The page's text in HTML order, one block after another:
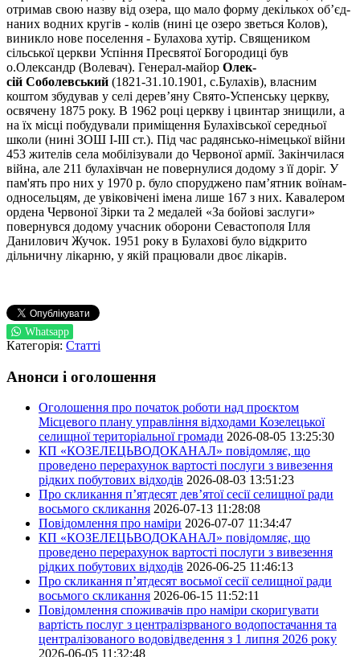
отримав свою назву від озера, що мало фор­му декількох об’єд­
на­них вод­них кругів - колів (нині це озеро зветься Колов),
виникло нове по­се­лення - Булахова хутір. Священиком
сільської церкви Успіння Пресвятої Богородиці був
о.Олександр (Волевач). Генерал-майор Олек­
сій Соболевський (1821-31.10.1901, с.Булахів), влас­ним
коштом збудував у селі дерев’яну Свято-Успенську церк­ву,
освячену 1875 року. В 1962 році церк­ву і цвинтар знищили, а
на їх місці побудували приміщення Булахівської середньої
школи (нині ЗОШ I-III ст.). Під час радянсько-німецької війни
453 жителів села мобілізували до Червоної армії. Закінчилася
війна, але 211 булахівчан не повернулися додому з її доріг. У
пам'ять про них у 1970 р. бу­ло споруджено пам’ятник воїнам-
односельцям, де увіковічені імена лише 167 з них. Ка­ва­лером
ордена Червоної Зірки та 2 медалей «За бойові заслуги»
повернувся додому учас­ник обо­ро­ни Севастополя Ілля
Данилович Жучок. 1951 року в Булахові було відкрито
дільничну лікарню, у якій працювали двоє лікарів.
Whatsapp
Категорія: Статті
Анонси і оголошення
Оголошення про початок роботи над проєктом
Місцевого плану управління відходами Козелецької
селищної територіальної громади 2026-08-05 13:25:30
КП «КОЗЕЛЕЦЬВОДОКАНАЛ» повідомляє, що
проведено перерахунок вартості послуги з вивезення
рідких побутових відходів 2026-08-03 13:51:23
Про скликання п’ятдесят дев’ятої сесії селищної ради
восьмого скликання 2026-07-13 11:28:08
Повідомлення про наміри 2026-07-07 11:34:47
КП «КОЗЕЛЕЦЬВОДОКАНАЛ» повідомляє, що
проведено перерахунок вартості послуги з вивезення
рідких побутових відходів 2026-06-25 11:46:13
Про скликання п’ятдесят восьмої сесії селищної ради
восьмого скликання 2026-06-15 11:52:11
Повідомлення споживачів про наміри скоригувати
вартість послуг з централізрваного водопостачання та
централізованого водовідведення з 1 липня 2026 року
2026-06-05 11:32:48